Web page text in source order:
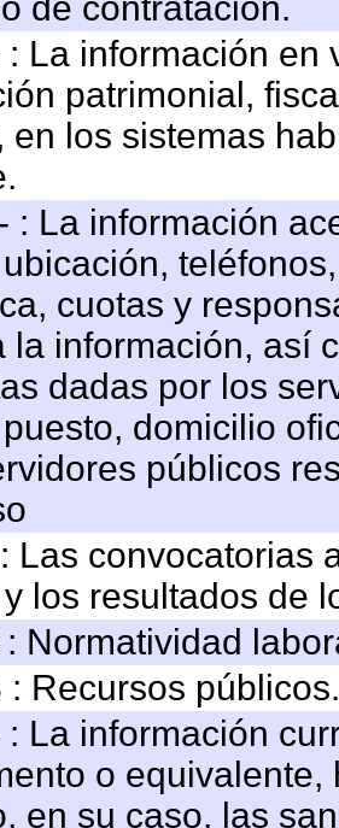
: La información
patrimonial,
en los sistemas
: La información
cuotas y
la información, así
dadas por los
domicilio
públicos
Las convocatorias
los resultados de
: Normatividad
: Recursos públicos.
: La información
o
en su caso, las